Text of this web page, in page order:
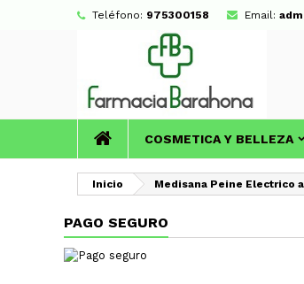
Teléfono: 975300158 Email:
COSMETICA Y BELLEZA
Inicio Medisana Peine Electrico
PAGO SEGURO